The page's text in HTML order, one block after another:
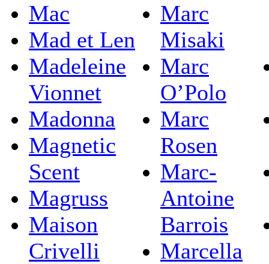
Mac
Mad et Len
Madeleine
Vionnet
Madonna
Magnetic
Scent
Magruss
Maison
Crivelli
Marc
Misaki
Marc
O’Polo
Marc
Rosen
Marc-
Antoine
Barrois
Marcella